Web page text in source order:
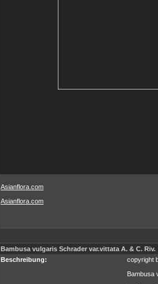
Asianflora.com
Asianflora.com
Bambusa vulgaris Schrader var.vittata A. & C. Riv.
Beschreibung:
copyright
Bambusa